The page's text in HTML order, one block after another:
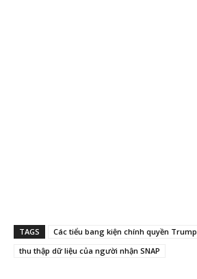
TAGS
Các tiểu bang kiện chính quyền Trump
thu thập dữ liệu của người nhận SNAP